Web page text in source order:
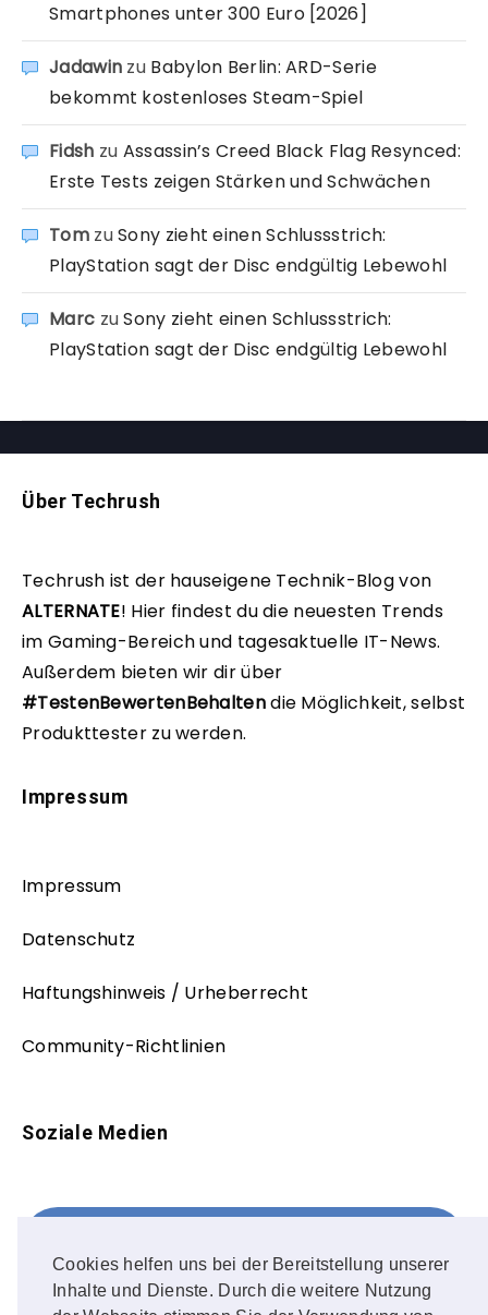
Cookies helfen uns bei der Bereitstellung unserer
Inhalte und Dienste. Durch die weitere Nutzung
Smartphones unter 300 Euro [2026]
Jadawin zu Babylon Berlin: ARD-Serie
bekommt kostenloses Steam-Spiel
Fidsh zu Assassin’s Creed Black Flag Resynced:
Erste Tests zeigen Stärken und Schwächen
TomzuSony zieht einen Schlussstrich:
PlayStation sagt der Disc endgültig Lebewohl
Marc zuSony zieht einen Schlussstrich:
PlayStation sagt der Disc endgültig Lebewohl
Über Techrush
Techrush ist der hauseigene Technik-Blog von
ALTERNATE! Hier findest du die neuesten Trends
im Gaming-Bereich und tagesaktuelle IT-News.
Außerdem bieten wir dir über
#TestenBewertenBehaltendie Möglichkeit, selbst
Produkttester zu werden.
Impressum
Impressum
Datenschutz
Haftungshinweis / Urheberrecht
Community-Richtlinien
Soziale Medien
FOLLOW ME!